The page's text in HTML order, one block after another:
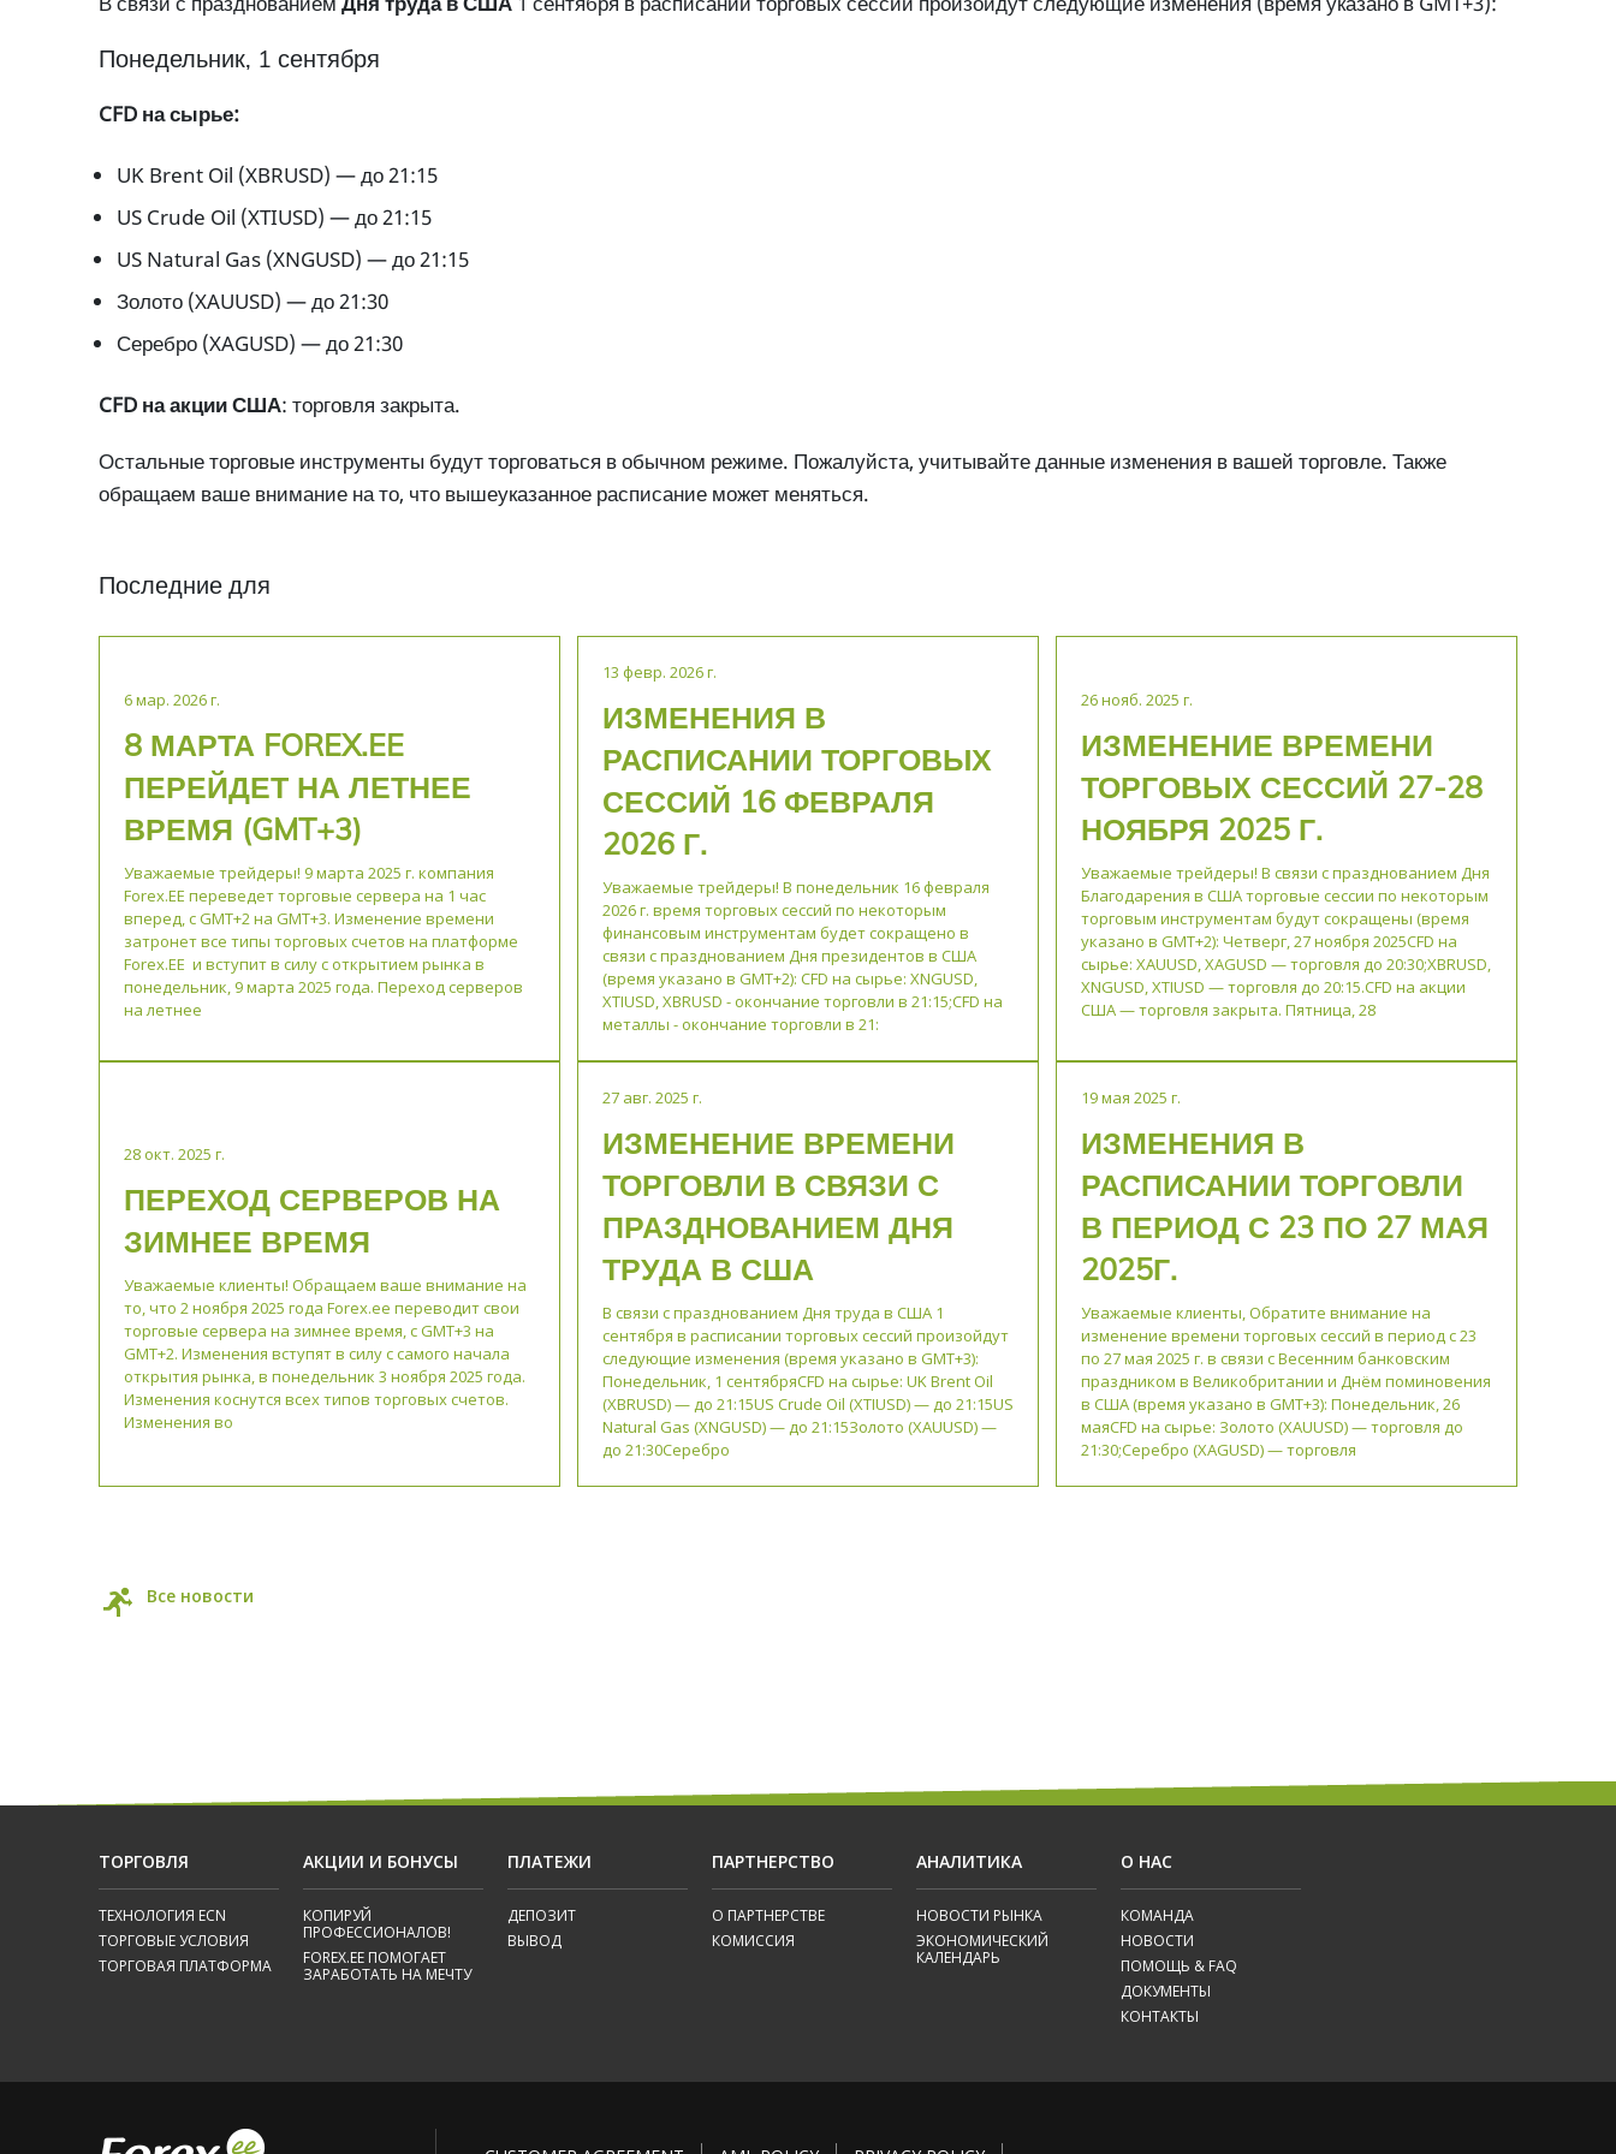
Понедельник, 1 сентября
CFD на сырье:
UK Brent Oil (XBRUSD) — до 21:15
US Crude Oil (XTIUSD) — до 21:15
US Natural Gas (XNGUSD) — до 21:15
Золото (XAUUSD) — до 21:30
Серебро (XAGUSD) — до 21:30
CFD на акции США: торговля закрыта.
Остальные торговые инструменты будут торговаться в обычном режиме. Пожалуйста, учитывайте данные изменения в вашей торговле. Также
обращаем ваше внимание на то, что вышеуказанное расписание может меняться.
Последние для
6 мар. 2026 г.
8 МАРТА FOREX.EE
ПЕРЕЙДЕТ НА ЛЕТНЕЕ
ВРЕМЯ (GMT+3)
Уважаемые трейдеры! 9 марта 2025 г. компания
Forex.EE переведет торговые сервера на 1 час
вперед, с GMT+2 на GMT+3. Изменение времени
затронет все типы торговых счетов на платформе
Forex.EE и вступит в силу с открытием рынка в
понедельник, 9 марта 2025 года. Переход серверов
на летнее
13 февр. 2026 г.
ИЗМЕНЕНИЯ В
РАСПИСАНИИ ТОРГОВЫХ
СЕССИЙ 16 ФЕВРАЛЯ
2026 Г.
Уважаемые трейдеры! В понедельник 16 февраля
2026 г. время торговых сессий по некоторым
финансовым инструментам будет сокращено в
связи с празднованием Дня президентов в США
(время указано в GMT+2): CFD на сырье: XNGUSD,
XTIUSD, XBRUSD - окончание торговли в 21:15;CFD на
металлы - окончание торговли в 21:
26 нояб. 2025 г.
ИЗМЕНЕНИЕ ВРЕМЕНИ
ТОРГОВЫХ СЕССИЙ 27-28
НОЯБРЯ 2025 Г.
Уважаемые трейдеры! В связи с празднованием Дня
Благодарения в США торговые сессии по некоторым
торговым инструментам будут сокращены (время
указано в GMT+2): Четверг, 27 ноября 2025CFD на
сырье: XAUUSD, XAGUSD — торговля до 20:30;XBRUSD,
XNGUSD, XTIUSD — торговля до 20:15.CFD на акции
США — торговля закрыта. Пятница, 28
28 окт. 2025 г.
ПЕРЕХОД СЕРВЕРОВ НА
ЗИМНЕЕ ВРЕМЯ
Уважаемые клиенты! Обращаем ваше внимание на
то, что 2 ноября 2025 года Forex.ee переводит свои
торговые сервера на зимнее время, с GMT+3 на
GMT+2. Изменения вступят в силу с самого начала
открытия рынка, в понедельник 3 ноября 2025 года.
Изменения коснутся всех типов торговых счетов.
Изменения во
27 авг. 2025 г.
ИЗМЕНЕНИЕ ВРЕМЕНИ
ТОРГОВЛИ В СВЯЗИ С
ПРАЗДНОВАНИЕМ ДНЯ
ТРУДА В США
В связи с празднованием Дня труда в США 1
сентября в расписании торговых сессий произойдут
следующие изменения (время указано в GMT+3):
Понедельник, 1 сентябряCFD на сырье: UK Brent Oil
(XBRUSD) — до 21:15US Crude Oil (XTIUSD) — до 21:15US
Natural Gas (XNGUSD) — до 21:15Золото (XAUUSD) —
до 21:30Серебро
19 мая 2025 г.
ИЗМЕНЕНИЯ В
РАСПИСАНИИ ТОРГОВЛИ
В ПЕРИОД С 23 ПО 27 МАЯ
2025Г.
Уважаемые клиенты, Обратите внимание на
изменение времени торговых сессий в период с 23
по 27 мая 2025 г. в связи с Весенним банковским
праздником в Великобритании и Днём поминовения
в США (время указано в GMT+3): Понедельник, 26
маяCFD на сырье: Золото (XAUUSD) — торговля до
21:30;Серебро (XAGUSD) — торговля
Все новости
ТОРГОВЛЯ
ТЕХНОЛОГИЯ ECN
ТОРГОВЫЕ УСЛОВИЯ
ТОРГОВАЯ ПЛАТФОРМА
АКЦИИ И БОНУСЫ
КОПИРУЙ
ПРОФЕССИОНАЛОВ!
FOREX.EE ПОМОГАЕТ
ЗАРАБОТАТЬ НА МЕЧТУ
ПЛАТЕЖИ
ДЕПОЗИТ
ВЫВОД
ПАРТНЕРСТВО
О ПАРТНЕРСТВЕ
КОМИССИЯ
АНАЛИТИКА
НОВОСТИ РЫНКА
ЭКОНОМИЧЕСКИЙ
КАЛЕНДАРЬ
О НАС
КОМАНДА
НОВОСТИ
ПОМОЩЬ & FAQ
ДОКУМЕНТЫ
КОНТАКТЫ